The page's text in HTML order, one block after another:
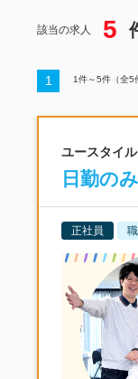
該当の求人 5
1 1件～5件（全5
ユースタイ
日勤の
正社員